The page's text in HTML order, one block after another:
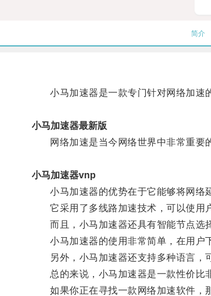
简介
小马加速器是一款专门针对网络加速的
小马加速器最新版
网络加速是当今网络世界中非常重要的
小马加速器vnp
小马加速器的优势在于它能够将网络
它采用了多线路加速技术，可以使用户
而且，小马加速器还具有智能节点选择
小马加速器的使用非常简单，在用户下
另外，小马加速器还支持多种语言，
总的来说，小马加速器是一款性价比非
如果你正在寻找一款网络加速软件，